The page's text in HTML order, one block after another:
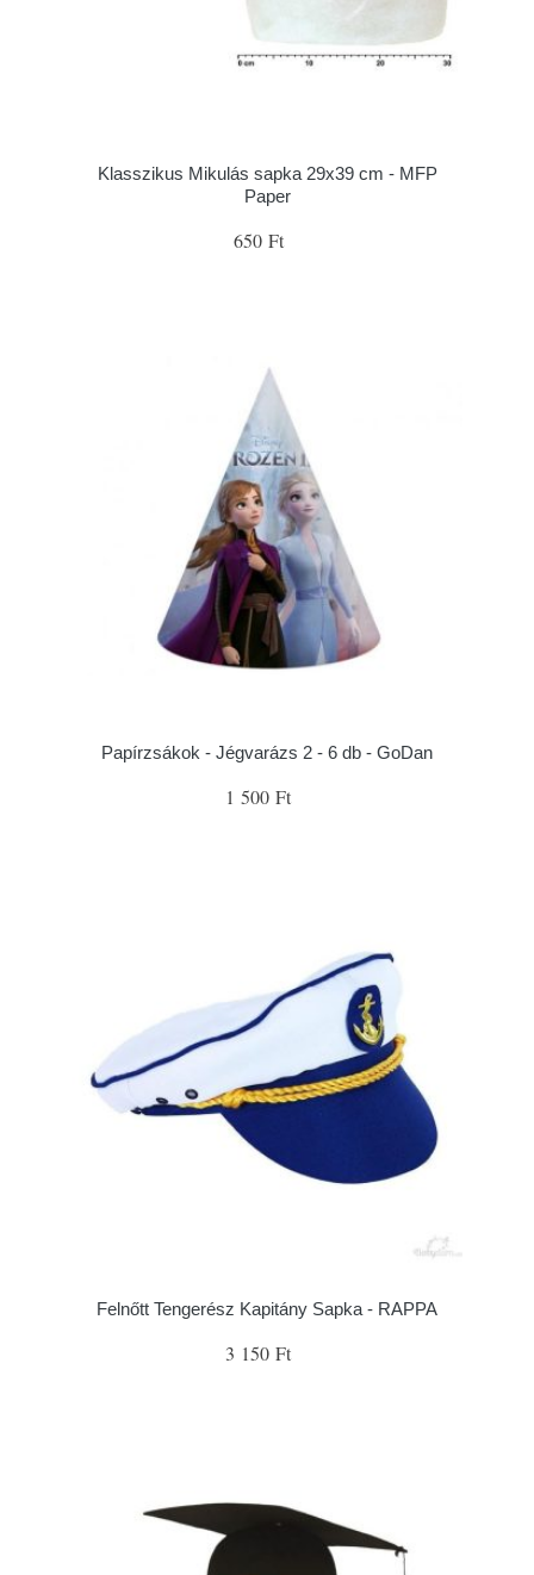
Klasszikus Mikulás sapka 29x39 cm - MFP
Paper
650 Ft
Papírzsákok - Jégvarázs 2 - 6 db - GoDan
1 500 Ft
Felnőtt Tengerész Kapitány Sapka - RAPPA
3 150 Ft